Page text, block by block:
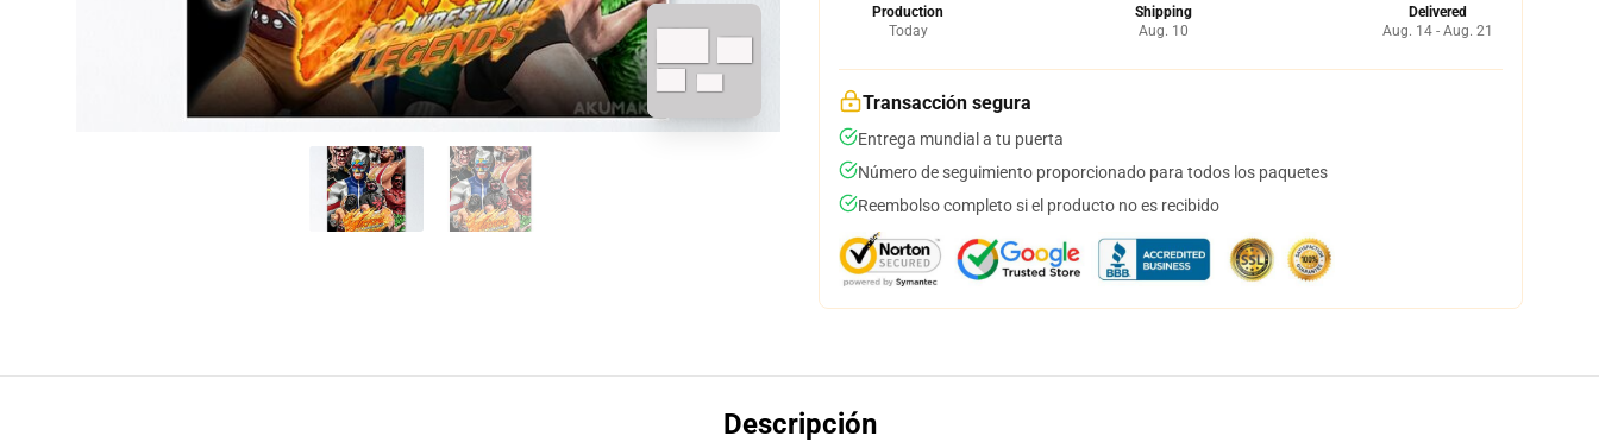
Production
Today
Shipping
Aug. 10
Delivered
Aug. 14 - Aug. 21
Transacción segura
Entrega mundial a tu puerta
Número de seguimiento proporcionado para todos los paquetes
Reembolso completo si el producto no es recibido
Descripción